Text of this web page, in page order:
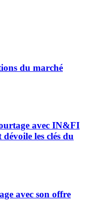
du marché
avec IN&FI
les clés du
avec son offre